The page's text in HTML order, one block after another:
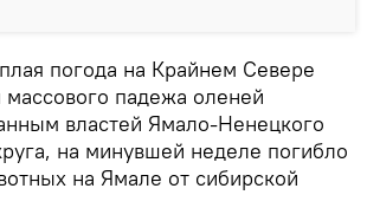
погода на Крайнем Севере
массового падежа оленей
властей Ямало-Ненецкого
на минувшей неделе погибло
на Ямале от сибирской